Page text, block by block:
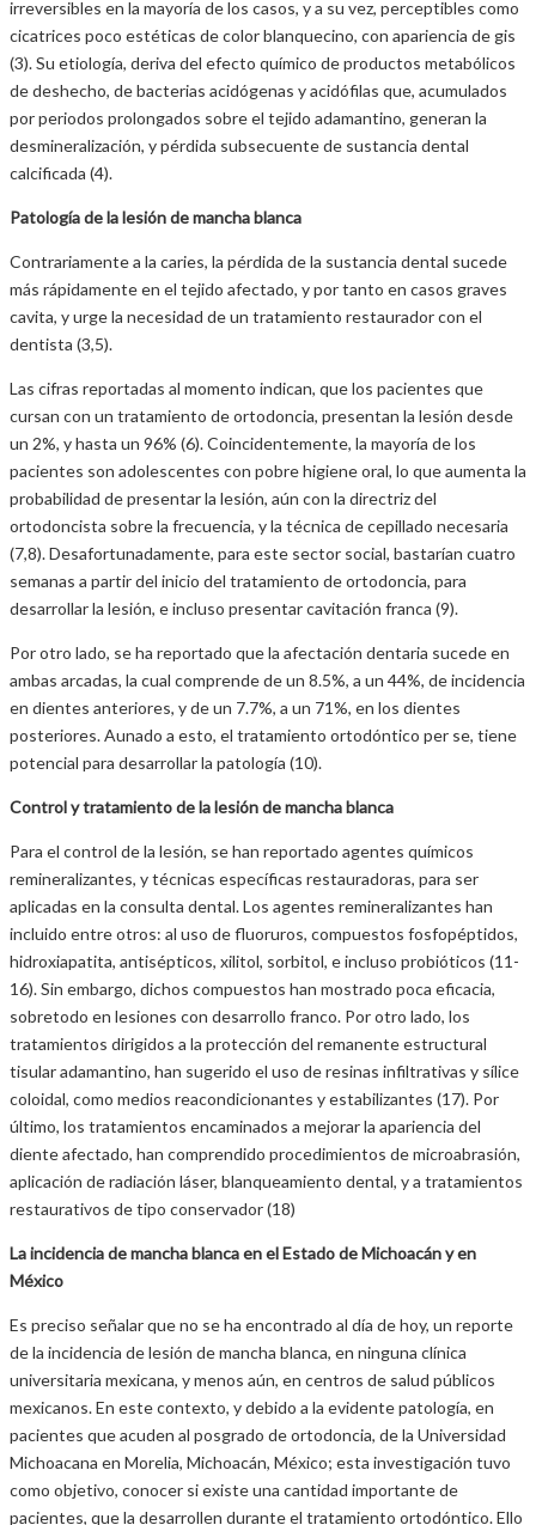
irreversibles en la mayoría de los casos, y a su vez, perceptibles como
cicatrices poco estéticas de color blanquecino, con apariencia de gis
(3). Su etiología, deriva del efecto químico de productos metabólicos
de deshecho, de bacterias acidógenas y acidófilas que, acumulados
por periodos prolongados sobre el tejido adamantino, generan la
desmineralización, y pérdida subsecuente de sustancia dental
calcificada (4).
Patología de la lesión de mancha blanca
Contrariamente a la caries, la pérdida de la sustancia dental sucede
más rápidamente en el tejido afectado, y por tanto en casos graves
cavita, y urge la necesidad de un tratamiento restaurador con el
dentista (3,5).
Las cifras reportadas al momento indican, que los pacientes que
cursan con un tratamiento de ortodoncia, presentan la lesión desde
un 2%, y hasta un 96% (6). Coincidentemente, la mayoría de los
pacientes son adolescentes con pobre higiene oral, lo que aumenta la
probabilidad de presentar la lesión, aún con la directriz del
ortodoncista sobre la frecuencia, y la técnica de cepillado necesaria
(7,8). Desafortunadamente, para este sector social, bastarían cuatro
semanas a partir del inicio del tratamiento de ortodoncia, para
desarrollar la lesión, e incluso presentar cavitación franca (9).
Por otro lado, se ha reportado que la afectación dentaria sucede en
ambas arcadas, la cual comprende de un 8.5%, a un 44%, de incidencia
en dientes anteriores, y de un 7.7%, a un 71%, en los dientes
posteriores. Aunado a esto, el tratamiento ortodóntico per se, tiene
potencial para desarrollar la patología (10).
Control y tratamiento de la lesión de mancha blanca
Para el control de la lesión, se han reportado agentes químicos
remineralizantes, y técnicas específicas restauradoras, para ser
aplicadas en la consulta dental. Los agentes remineralizantes han
incluido entre otros: al uso de fluoruros, compuestos fosfopéptidos,
hidroxiapatita, antisépticos, xilitol, sorbitol, e incluso probióticos (11-
16). Sin embargo, dichos compuestos han mostrado poca eficacia,
sobretodo en lesiones con desarrollo franco. Por otro lado, los
tratamientos dirigidos a la protección del remanente estructural
tisular adamantino, han sugerido el uso de resinas infiltrativas y sílice
coloidal, como medios reacondicionantes y estabilizantes (17). Por
último, los tratamientos encaminados a mejorar la apariencia del
diente afectado, han comprendido procedimientos de microabrasión,
aplicación de radiación láser, blanqueamiento dental, y a tratamientos
restaurativos de tipo conservador (18)
La incidencia de mancha blanca en el Estado de Michoacán y en
México
Es preciso señalar que no se ha encontrado al día de hoy, un reporte
de la incidencia de lesión de mancha blanca, en ninguna clínica
universitaria mexicana, y menos aún, en centros de salud públicos
mexicanos. En este contexto, y debido a la evidente patología, en
pacientes que acuden al posgrado de ortodoncia, de la Universidad
Michoacana en Morelia, Michoacán, México; esta investigación tuvo
como objetivo, conocer si existe una cantidad importante de
pacientes, que la desarrollen durante el tratamiento ortodóntico. Ello